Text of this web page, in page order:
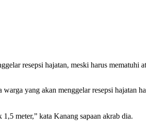
resepsi hajatan, meski harus mematuhi
yang akan menggelar resepsi hajatan
meter,” kata Kanang sapaan akrab dia.